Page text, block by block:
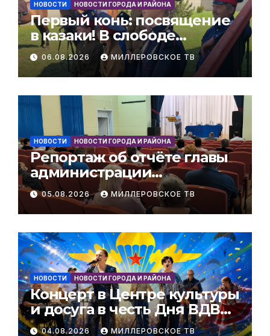
НОВОСТИ НОВОСТИ ГОРОДА И РАЙОНА
Первый конь: посвящение
в казаки! В слободе
Поздеевка прошёл
очередной казачий обряд.
06.08.2026 МИЛЛЕРОВСКОЕ ТВ
НОВОСТИ НОВОСТИ ГОРОДА И РАЙОНА
Репортаж об отчёте главы
администрации
Мальчевского сельского
поселения за 1 полугодие
2026 года
05.08.2026 МИЛЛЕРОВСКОЕ ТВ
НОВОСТИ НОВОСТИ ГОРОДА И РАЙОНА
Концерт в Центре культуры
и досуга в честь Дня ВДВ
РФ04.08.2026 МИЛЛЕРОВСКОЕ ТВ